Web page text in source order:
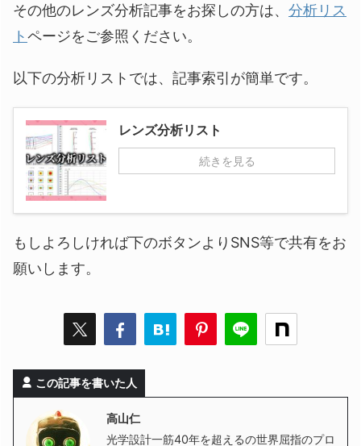
その他のレンズ分析記事をお探しの方は、 分析リス
トページをご参照ください。
以下の分析リストでは、記事索引が簡単です。
レンズ分析リスト
続きを見る
もしよろしければ下のボタンよりSNS等で共有をお
願いします。
この記事を書いた人
高山仁
光学設計一筋40年を超えるの世界屈指のプロ